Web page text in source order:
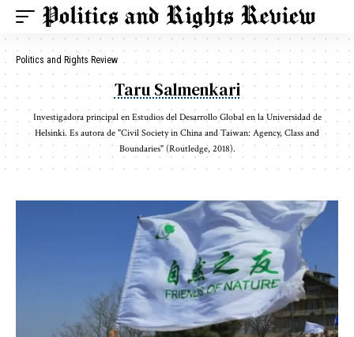
Politics and Rights Review
Taru Salmenkari
Investigadora principal en Estudios del Desarrollo Global en la Universidad de
Helsinki. Es autora de "Civil Society in China and Taiwan: Agency, Class and
Boundaries" (Routledge, 2018).